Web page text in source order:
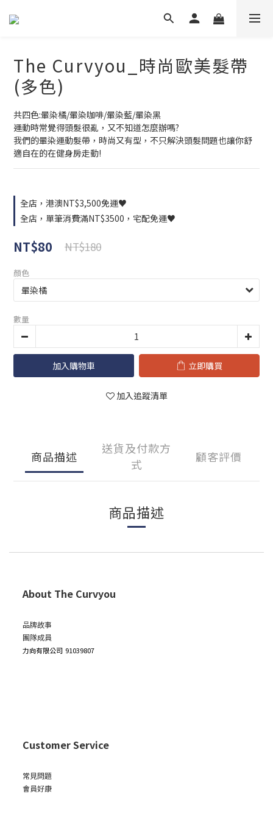
The Curvyou_時尚歐美髮帶
(多色)
共四色:暈染橘/暈染咖啡/暈染藍/暈染黑
運動時常覺得頭髮很亂，又不知道怎麼辦嗎?
我們的暈染運動髮帶，時尚又有型，不只解決頭髮問題也讓你舒
適自在的在健身房走動!
全店，港澳NT$3,500免運♥
全店，單筆消費滿NT$3500，宅配免運♥
NT$80 NT$180
顏色
數量
加入購物車 立即購買
加入追蹤清單
商品描述
送貨及付款方
式
顧客評價
商品描述
About The Curvyou
品牌故事
團隊成員
力向有限公司 91039807
Customer Service
常見問題
會員好康